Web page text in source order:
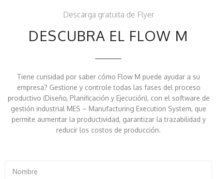
Descarga gratuita de Flyer
DESCUBRA EL FLOW M
Tiene curisidad por saber cómo Flow M puede ayudar a su
empresa? Gestione y controle todas las fases del proceso
productivo (Diseño, Planificación y Ejecución), con el software de
gestión industrial MES – Manufacturing Execution System, que
permite aumentar la productividad, garantizar la trazabilidad y
reducir los costos de producción.